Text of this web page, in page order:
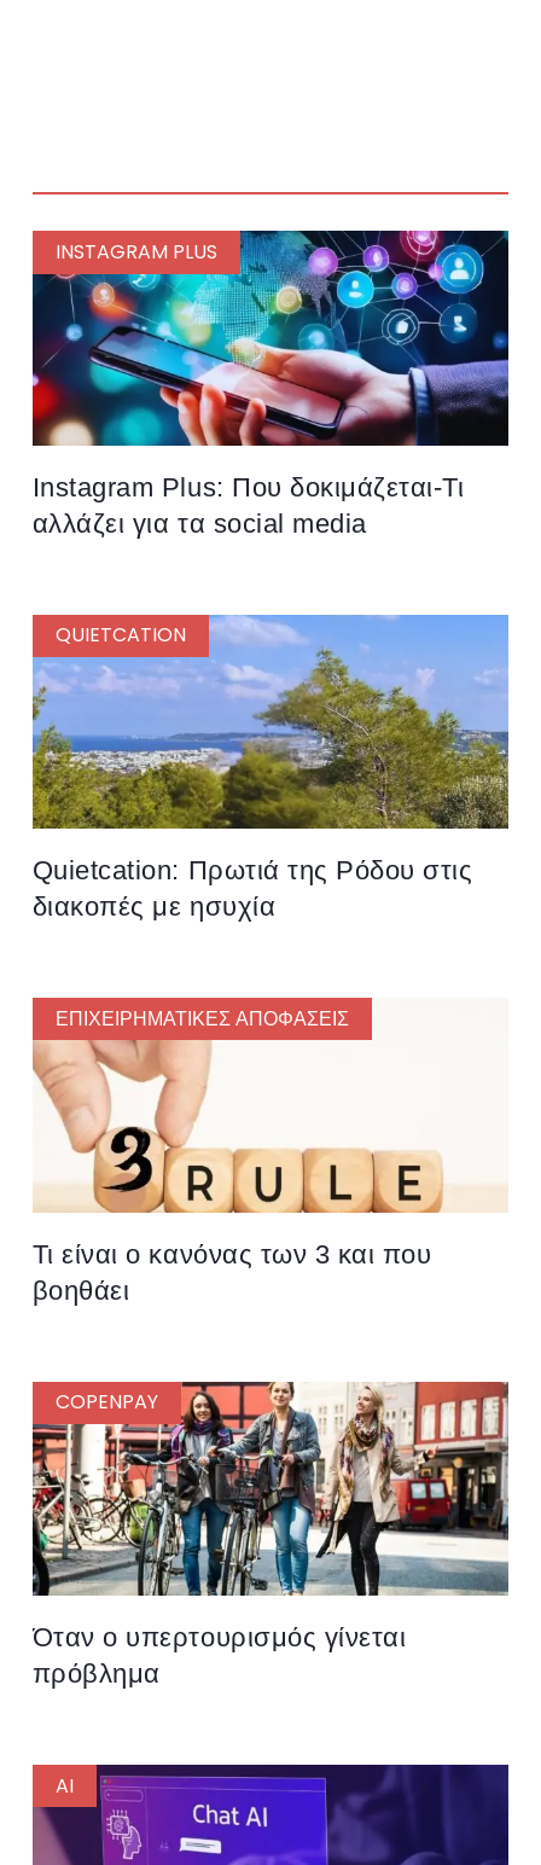
INSTAGRAM PLUS
Instagram Plus: Που δοκιμάζεται-Τι
αλλάζει για τα social media
QUIETCATION
Quietcation: Πρωτιά της Ρόδου στις
διακοπές με ησυχία
ΕΠΙΧΕΙΡΗΜΑΤΙΚΈΣ ΑΠΟΦΆΣΕΙΣ
Τι είναι ο κανόνας των 3 και που
βοηθάει
COPENPAY
Όταν ο υπερτουρισμός γίνεται
πρόβλημα
AI